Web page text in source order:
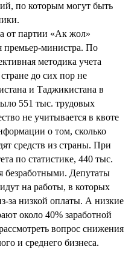
по которым могут быть
от партии «Ак жол»
премьер-министра. По
методика учета
до сих пор не
и Таджикистана в
551 тыс. трудовых
не учитывается в квоте
о том, сколько
средств из страны. При
по статистике, 440 тыс.
безработными. Депутаты
на работы, в которых
за низкой оплаты. А низкие
около 40% заработной
вопрос снижения
и среднего бизнеса.